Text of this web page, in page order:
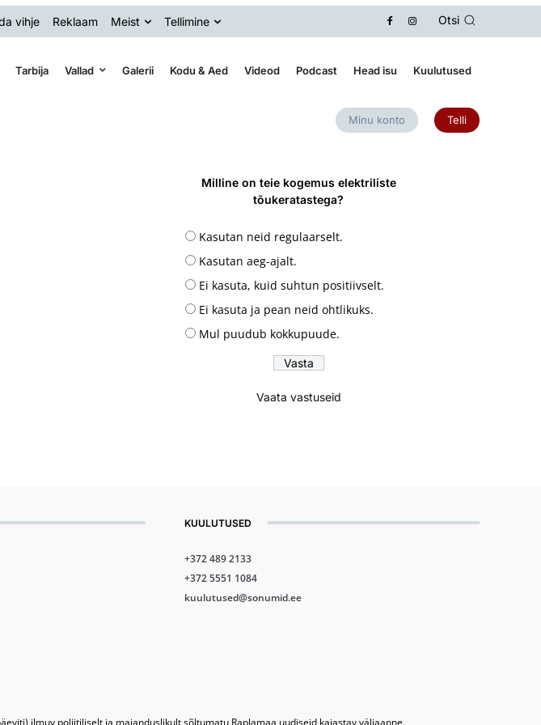
vihje Reklaam Meist Tellimine Otsi
Tarbija Vallad Galerii Kodu & Aed Videod Podcast Head isu Kuulutused
Minu konto Telli
Milline on teie kogemus elektriliste
tõukeratastega?
Kasutan neid regulaarselt.
Kasutan aeg-ajalt.
Ei kasuta, kuid suhtun positiivselt.
Ei kasuta ja pean neid ohtlikuks.
Mul puudub kokkupuude.
Vaata vastuseid
KUULUTUSED
+372 489 2133
+372 5551 1084
kuulutused@sonumid.ee
ilmuv poliitiliselt ja majanduslikult sõltumatu Raplamaa uudiseid kajastav väljaanne.